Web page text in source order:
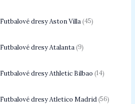
Futbalové dresy Aston Villa 45
Futbalové dresy Atalanta 9
Futbalové dresy Athletic Bilbao 14
Futbalové dresy Atletico Madrid 56